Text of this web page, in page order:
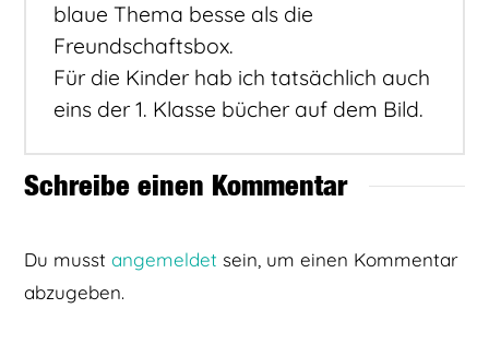
blaue Thema besse als die
Freundschaftsbox.
Für die Kinder hab ich tatsächlich auch
eins der 1. Klasse bücher auf dem Bild.
Schreibe einen Kommentar
Du musstangemeldet sein, um einen Kommentar
abzugeben.